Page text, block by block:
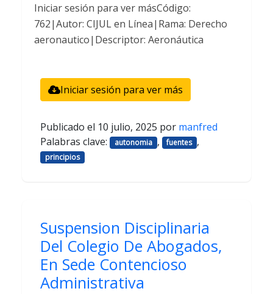
Iniciar sesión para ver másCódigo:
762|Autor: CIJUL en Línea|Rama: Derecho
aeronautico|Descriptor: Aeronáutica
Iniciar sesión para ver más
Publicado el 10 julio, 2025 por manfred
Palabras clave:
autonomia , fuentes ,
principios
Suspension Disciplinaria
Del Colegio De Abogados,
En Sede Contencioso
Administrativa